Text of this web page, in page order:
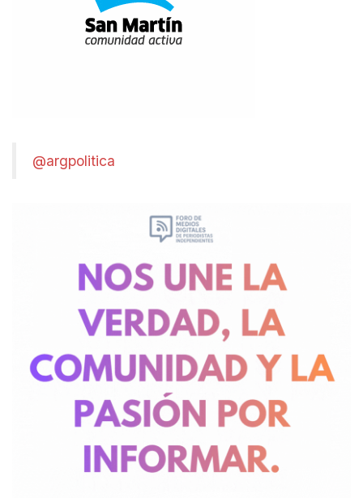
@argpolitica